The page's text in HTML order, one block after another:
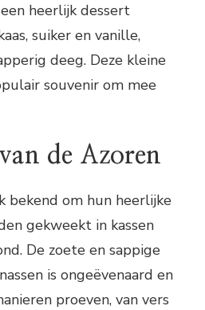
heerlijk dessert
suiker en vanille,
deeg. Deze kleine
souvenir om mee
de Azoren
bekend om hun heerlijke
gekweekt in kassen
De zoete en sappige
is ongeëvenaard en
proeven, van vers